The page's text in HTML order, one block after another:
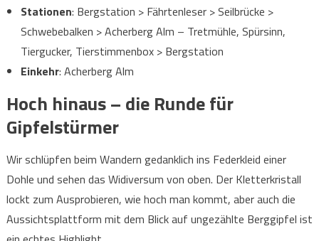
Stationen: Bergstation > Fährtenleser > Seilbrücke >
Schwebebalken > Acherberg Alm – Tretmühle, Spürsinn,
Tiergucker, Tierstimmenbox > Bergstation
Einkehr: Acherberg Alm
Hoch hinaus – die Runde für
Gipfelstürmer
Wir schlüpfen beim Wandern gedanklich ins Federkleid einer
Dohle und sehen das Widiversum von oben. Der Kletterkristall
lockt zum Ausprobieren, wie hoch man kommt, aber auch die
Aussichtsplattform mit dem Blick auf ungezählte Berggipfel ist